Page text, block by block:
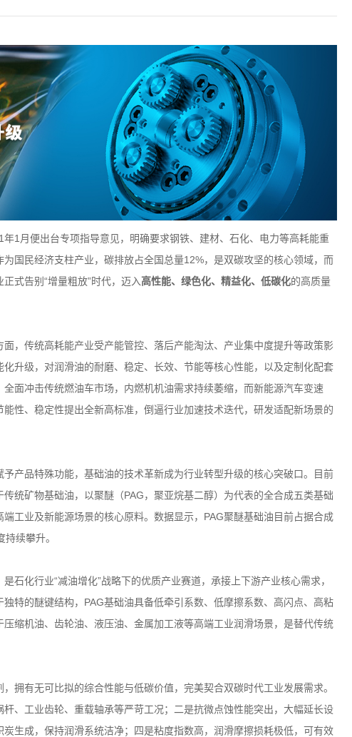
年1 月便出台专项指导意见，明确要求钢铁、建材、石化、电力等高耗能重
国民经济支柱产业，碳排放占全国总量12%，是双碳攻坚的核心领域，而
式告别 “增量粗放”时代，迈入高性能、绿色化、精益化、低碳化的高质量
，传统高耗能产业受产能管控、落后产能淘汰、产业集中度提升等政策影
升级，对润滑油的耐磨、稳定、长效、节能等核心性能，以及定制化配套
面冲击传统燃油车市场，内燃机机油需求持续萎缩，而新能源汽车变速
性、稳定性提出全新高标准，倒逼行业加速技术迭代，研发适配新场景的
产品特殊功能，基础油的技术革新成为行业转型升级的核心突破口。目前
统矿物基础油，以聚醚（PAG，聚亚烷基二醇）为代表的全合成五类基础
工业及新能源场景的核心原料。数据显示， PAG聚醚基础油目前占据合成
续攀升。
是石化行业“减油增化”战略下的优质产业赛道，承接上下游产业核心需求，
特的醚键结构， PAG基础油具备低牵引系数、低摩擦系数、高闪点、高粘
缩机油、齿轮油、液压油、金属加工液等高端工业润滑场景，是替代传统
拥有无可比拟的综合性能与低碳价值，完美契合双碳时代工业发展需求。
、工业齿轮、重载轴承等严苛工况；二是抗微点蚀性能突出，大幅延长设
生成，保持润滑系统洁净；四是粘度指数高，润滑摩擦损耗极低，可有效